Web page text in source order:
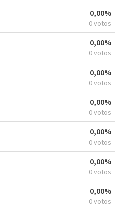
0,00%
0 votos
0,00%
0 votos
0,00%
0 votos
0,00%
0 votos
0,00%
0 votos
0,00%
0 votos
0,00%
0 votos